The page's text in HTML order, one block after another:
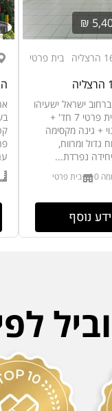
בית פרטי
ישראל ישעיהו
השקט והמבוקש, בית פרטי 7 חד' +
מ"ר בנוי + גינה מקסימה
גדול ומרווח,
נפרדת...
0 בית פרטי
נוסף